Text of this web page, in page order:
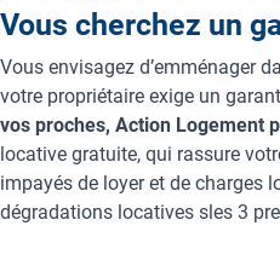
Vous cherchez un
Vous envisagez d’emménager
votre propriétaire exige un
vos proches, Action Logement
locative gratuite, qui rassure
impayés de loyer et de charges
dégradations locatives sles 3